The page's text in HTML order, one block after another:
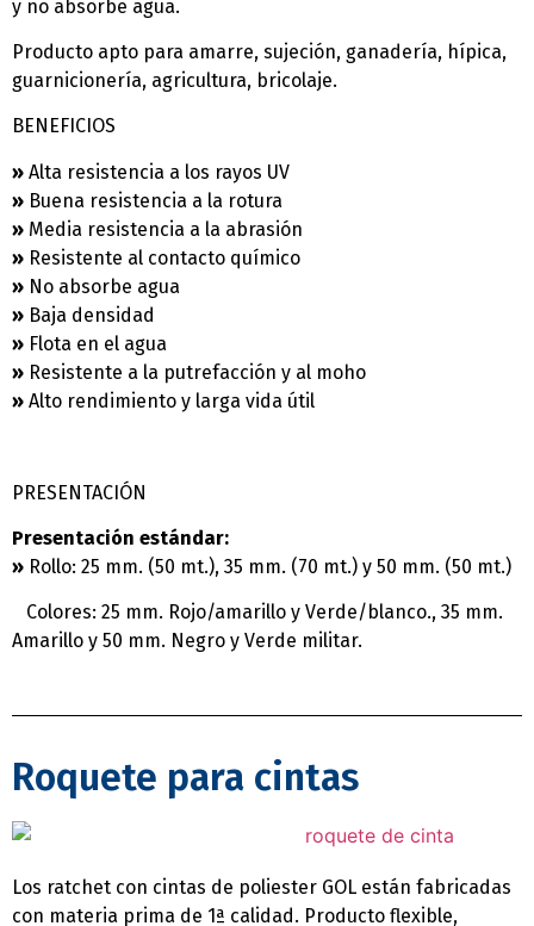
y no absorbe agua.
Producto apto para amarre, sujeción, ganadería, hípica,
guarnicionería, agricultura, bricolaje.
BENEFICIOS
» Alta resistencia a los rayos UV
» Buena resistencia a la rotura
» Media resistencia a la abrasión
» Resistente al contacto químico
» No absorbe agua
» Baja densidad
» Flota en el agua
» Resistente a la putrefacción y al moho
» Alto rendimiento y larga vida útil
PRESENTACIÓN
Presentación estándar:
» Rollo: 25 mm. (50 mt.), 35 mm. (70 mt.) y 50 mm. (50 mt.)
Colores: 25 mm. Rojo/amarillo y Verde/blanco., 35 mm.
Amarillo y 50 mm. Negro y Verde militar.
Roquete para cintas
Los ratchet con cintas de poliester GOL están fabricadas
con materia prima de 1ª calidad. Producto flexible,